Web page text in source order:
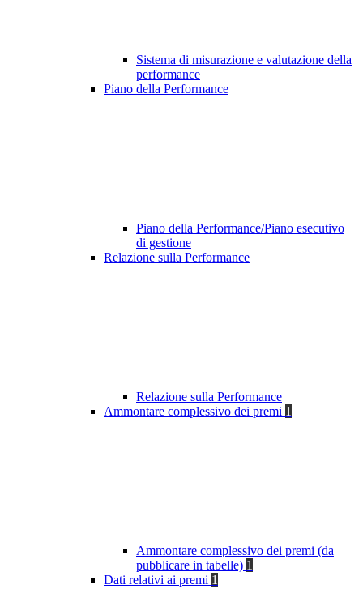
Sistema di misurazione e valutazione della
performance
Piano della Performance
Piano della Performance/Piano esecutivo
di gestione
Relazione sulla Performance
Relazione sulla Performance
Ammontare complessivo dei premi 1
Ammontare complessivo dei premi (da
pubblicare in tabelle) 1
Dati relativi ai premi 1